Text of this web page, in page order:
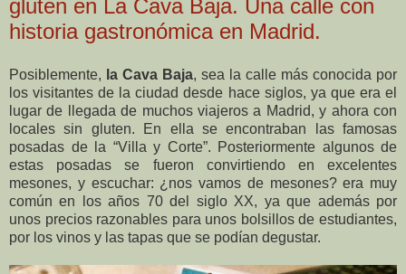
gluten en La Cava Baja. Una calle con
historia gastronómica en Madrid.
Posiblemente, la Cava Baja, sea la calle más conocida por
los visitantes de la ciudad desde hace siglos, ya que era el
lugar de llegada de muchos viajeros a Madrid, y ahora con
locales sin gluten. En ella se encontraban las famosas
posadas de la “Villa y Corte”. Posteriormente algunos de
estas posadas se fueron convirtiendo en excelentes
mesones, y escuchar: ¿nos vamos de mesones? era muy
común en los años 70 del siglo XX, ya que además por
unos precios razonables para unos bolsillos de estudiantes,
por los vinos y las tapas que se podían degustar.